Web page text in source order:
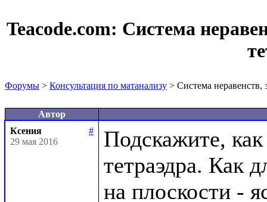
Teacode.com: Система
Форумы > Консультация по матанализу > Система неравенств,
Автор
Ксения
#
29 мая 2016
Подскажите,
тетраэдра. Как
на плоскости -